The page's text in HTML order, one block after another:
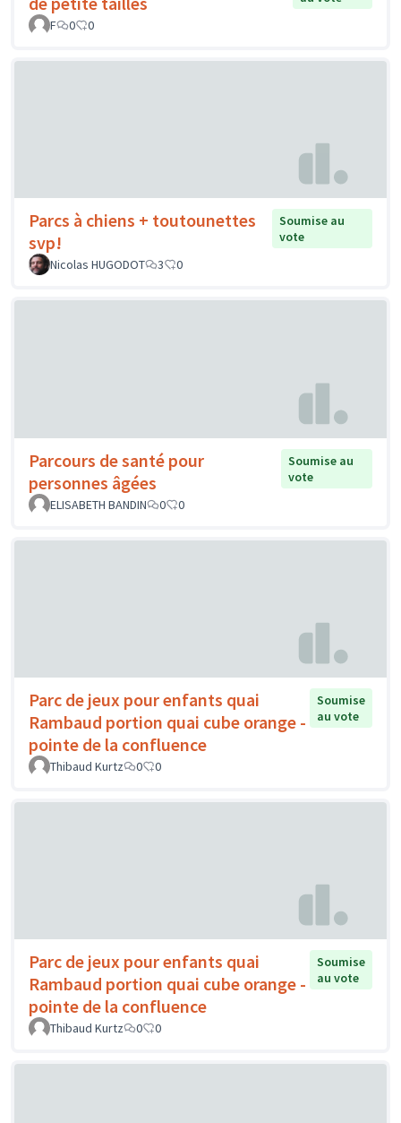
F
0 0
Parcs à chiens + toutounettes
svp!
Soumise au
vote
Nicolas HUGODOT
3 0
Parcours de santé pour
personnes âgées
Soumise au
vote
ELISABETH BANDIN
0 0
Parc de jeux pour enfants quai
Rambaud portion quai cube orange -
pointe de la confluence
Soumise
au vote
Thibaud Kurtz 0 0
Parc de jeux pour enfants quai
Rambaud portion quai cube orange -
pointe de la confluence
Soumise
au vote
Thibaud Kurtz 0 0